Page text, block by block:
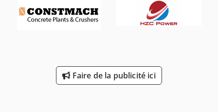
Faire de la publicité ici